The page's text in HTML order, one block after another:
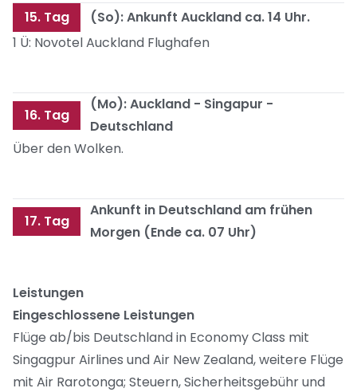
15. Tag
(So): Ankunft Auckland ca. 14 Uhr.
1 Ü: Novotel Auckland Flughafen
16. Tag
(Mo): Auckland - Singapur -
Deutschland
Über den Wolken.
17. Tag
Ankunft in Deutschland am frühen
Morgen (Ende ca. 07 Uhr)
Leistungen
Eingeschlossene Leistungen
Flüge ab/bis Deutschland in Economy Class mit
Singagpur Airlines und Air New Zealand, weitere Flüge
mit Air Rarotonga; Steuern, Sicherheitsgebühr und